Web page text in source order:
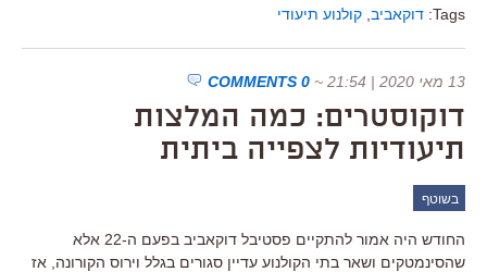
Tags: דוקאביב קולנוע תיעודי
13 מאי 2020 | 21:54 ~
0 COMMENTS
דוקוסטרים: כמה המלצות
תיעודיות לצפייה ביתית
בשוטף
החודש היה אמור להתקיים פסטיבל דוקאביב בפעם ה-22 אלא
שהסינמטקים ושאר בתי הקולנוע עדיין סגורים בגלל וירוס הקורונה, אז